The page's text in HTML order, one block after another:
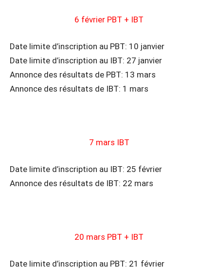
6 février PBT + IBT
Date limite d’inscription au PBT: 10 janvier
Date limite d’inscription au IBT: 27 janvier
Annonce des résultats de PBT: 13 mars
Annonce des résultats de IBT: 1 mars
7 mars IBT
Date limite d’inscription au IBT: 25 février
Annonce des résultats de IBT: 22 mars
20 mars PBT + IBT
Date limite d’inscription au PBT: 21 février